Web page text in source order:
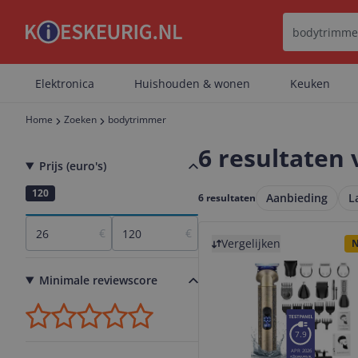
Elektronica Huishouden & wonen Keuken
Home Zoeken bodytrimmer
Prijs (euro's)
26
120
€ €
Minimale reviewscore
6 resultaten
6 resultaten Aanbieding
Vergelijken
7.9
APR 2026